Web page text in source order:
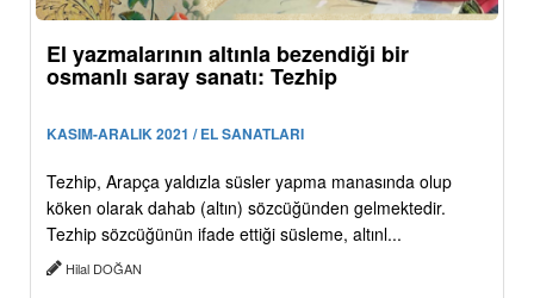
El yazmalarının altınla bezendiği bir
osmanlı saray sanatı: Tezhip
KASIM-ARALIK 2021 / EL SANATLARI
Tezhip, Arapça yaldızla süsler yapma manasında olup
köken olarak dahab (altın) sözcüğünden gelmektedir.
Tezhip sözcüğünün ifade ettiği süsleme, altınl...
Hilal DOĞAN